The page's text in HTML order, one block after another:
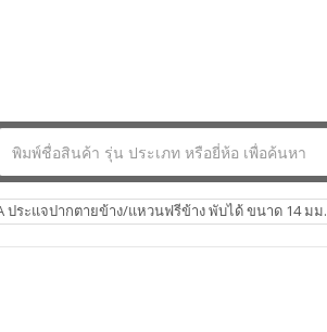
ประแจปากตายข้าง/แหวนฟรีข้าง พับได้ ขนาด 14 มม.